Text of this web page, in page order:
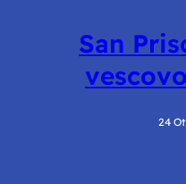
San
24